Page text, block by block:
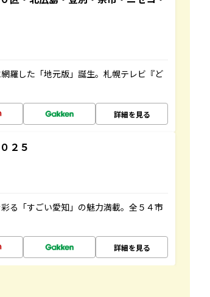
羅した「地元版」誕生。札幌テレビ『ど
詳細を見る
２５
る「すごい愛知」の魅力満載。全５４市
詳細を見る